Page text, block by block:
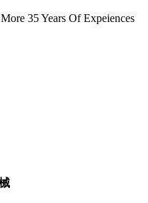
35 Years Of Expeiences